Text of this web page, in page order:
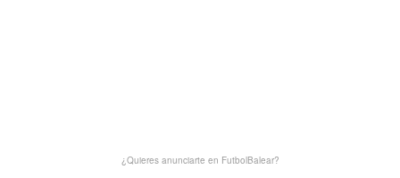
¿Quieres anunciarte en FutbolBalear?